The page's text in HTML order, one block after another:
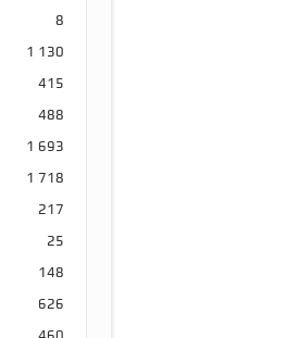
8
1 130
415
488
1 693
1 718
217
25
148
626